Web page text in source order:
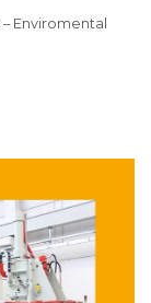
Enviromental